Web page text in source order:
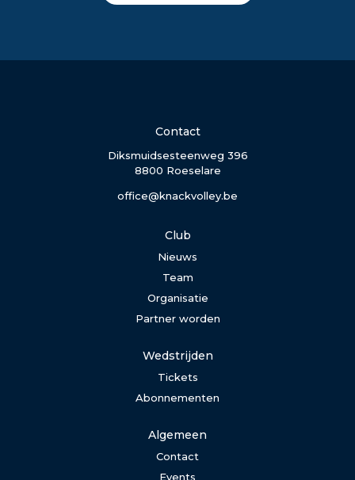
Contact
Diksmuidsesteenweg 396
8800 Roeselare
office@knackvolley.be
Club
Nieuws
Team
Organisatie
Partner worden
Wedstrijden
Tickets
Abonnementen
Algemeen
Contact
Events